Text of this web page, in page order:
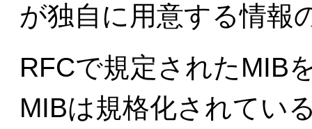
が独自に用意する情報
RFCで規定されたMIB
MIBは規格化されてい